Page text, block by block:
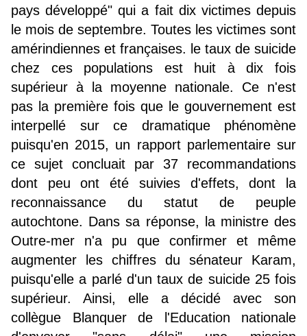
pays développé" qui a fait dix victimes depuis
le mois de septembre. Toutes les victimes sont
amérindiennes et françaises. le taux de suicide
chez ces populations est huit à dix fois
supérieur à la moyenne nationale. Ce n'est
pas la première fois que le gouvernement est
interpellé sur ce dramatique phénomène
puisqu'en 2015, un rapport parlementaire sur
ce sujet concluait par 37 recommandations
dont peu ont été suivies d'effets, dont la
reconnaissance du statut de peuple
autochtone. Dans sa réponse, la ministre des
Outre-mer n'a pu que confirmer et même
augmenter les chiffres du sénateur Karam,
puisqu'elle a parlé d'un taux de suicide 25 fois
supérieur. Ainsi, elle a décidé avec son
collègue Blanquer de l'Education nationale